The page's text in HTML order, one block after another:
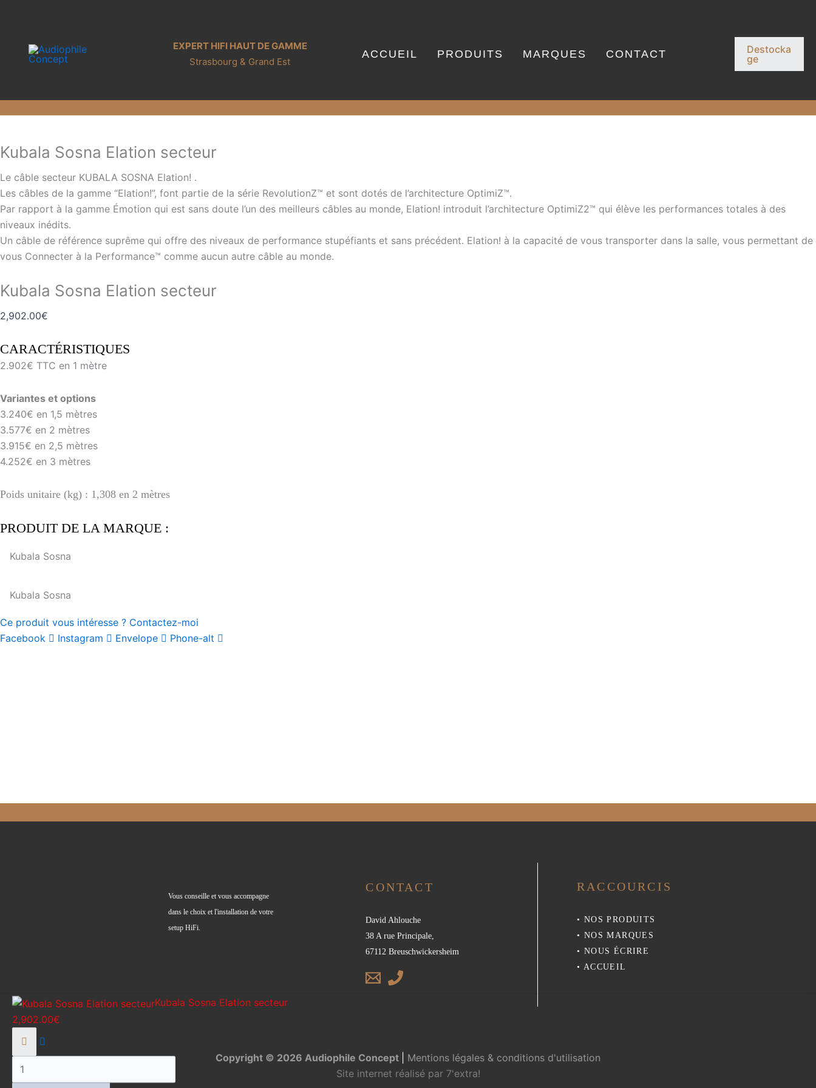
EXPERT HIFI HAUT DE GAMME
Strasbourg & Grand Est
ACCUEIL PRODUITS MARQUES CONTACT
Destocka
ge
Kubala Sosna Elation secteur
Le câble secteur KUBALA SOSNA Elation! .
Les câbles de la gamme “Elation!”, font partie de la série RevolutionZ™ et sont dotés de l’architecture OptimiZ™.
Par rapport à la gamme Émotion qui est sans doute l’un des meilleurs câbles au monde, Elation! introduit l’architecture OptimiZ2™ qui élève les performances totales à des
niveaux inédits.
Un câble de référence suprême qui offre des niveaux de performance stupéfiants et sans précédent. Elation! à la capacité de vous transporter dans la salle, vous permettant de
vous Connecter à la Performance™ comme aucun autre câble au monde.
Kubala Sosna Elation secteur
2,902.00€
CARACTÉRISTIQUES
2.902€ TTC en 1 mètre
Variantes et options
3.240€ en 1,5 mètres
3.577€ en 2 mètres
3.915€ en 2,5 mètres
4.252€ en 3 mètres
Poids unitaire (kg) : 1,308 en 2 mètres
PRODUIT DE LA MARQUE :
Kubala Sosna
Kubala Sosna
Ce produit vous intéresse ? Contactez-moi
Facebook
Instagram Envelope Phone-alt
Vous conseille et vous accompagne
dans le choix et l'installation de votre
setup HiFi.
CONTACT
David Ahlouche
38 A rue Principale,
67112 Breuschwickersheim
RACCOURCIS
• NOS PRODUITS
• NOS MARQUES
• NOUS ÉCRIRE
• ACCUEIL
Copyright © 2026 Audiophile Concept
Mentions légales & conditions d'utilisation
Site internet réalisé par7'extra!
Kubala Sosna Elation secteur
2,902.00€
quantité
de
Elation
secteur